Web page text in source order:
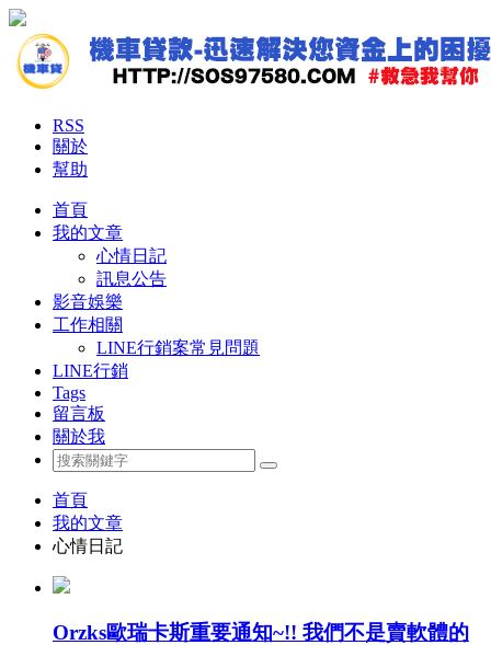
RSS
關於
幫助
首頁
我的文章
心情日記
訊息公告
影音娛樂
工作相關
LINE行銷案常見問題
LINE行銷
Tags
留言板
關於我
首頁
我的文章
心情日記
Orzks歐瑞卡斯重要通知~!! 我們不是賣軟體的